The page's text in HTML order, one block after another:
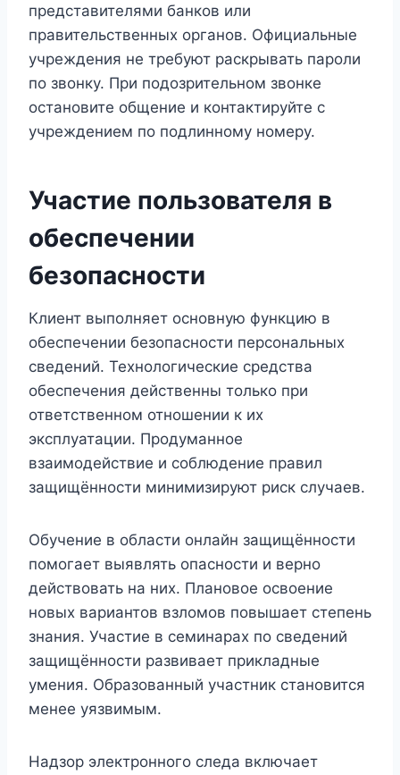
представителями банков или
правительственных органов. Официальные
учреждения не требуют раскрывать пароли
по звонку. При подозрительном звонке
остановите общение и контактируйте с
учреждением по подлинному номеру.
Участие пользователя в
обеспечении
безопасности
Клиент выполняет основную функцию в
обеспечении безопасности персональных
сведений. Технологические средства
обеспечения действенны только при
ответственном отношении к их
эксплуатации. Продуманное
взаимодействие и соблюдение правил
защищённости минимизируют риск случаев.
Обучение в области онлайн защищённости
помогает выявлять опасности и верно
действовать на них. Плановое освоение
новых вариантов взломов повышает степень
знания. Участие в семинарах по сведений
защищённости развивает прикладные
умения. Образованный участник становится
менее уязвимым.
Надзор электронного следа включает